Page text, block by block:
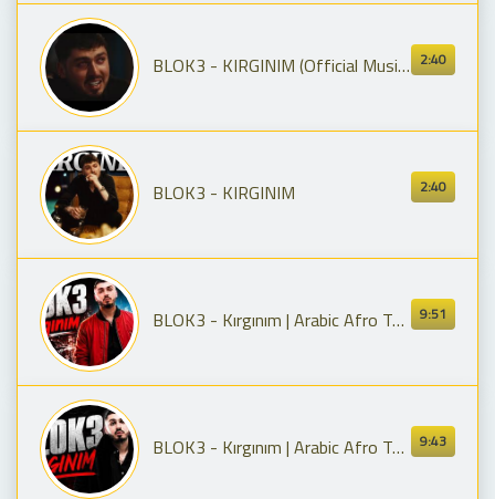
2:40
BLOK3 - KIRGINIM (Official Music Video) @blok3real.
2:40
BLOK3 - KIRGINIM
9:51
BLOK3 - Kırgınım | Arabic Afro Tech House (COVER)
9:43
BLOK3 - Kırgınım | Arabic Afro Tech House (COVER)